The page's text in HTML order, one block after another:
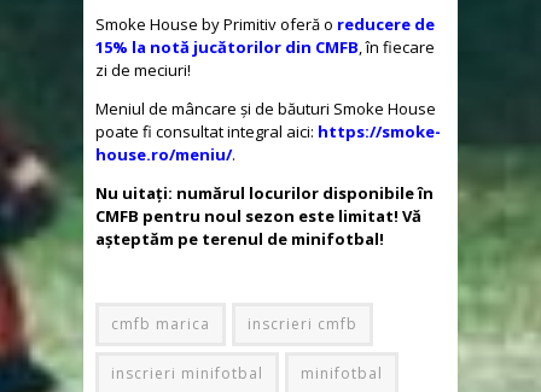
Smoke House by Primitiv oferă o reducere de
15% la notă jucătorilor din CMFB, în fiecare
zi de meciuri!
Meniul de mâncare și de băuturi Smoke House
poate fi consultat integral aici: https://smoke-
house.ro/meniu/.
Nu uitați: numărul locurilor disponibile în
CMFB pentru noul sezon este limitat! Vă
așteptăm pe terenul de minifotbal!
cmfb marica inscrieri cmfb
inscrieri minifotbal minifotbal